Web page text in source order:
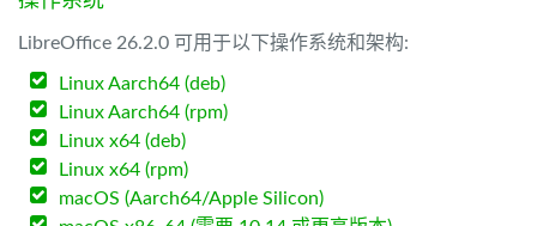
LibreOffice 26.2.0 可用于以下操作系统和架构:
Linux Aarch64 (deb)
Linux Aarch64 (rpm)
Linux x64 (deb)
Linux x64 (rpm)
macOS (Aarch64/Apple Silicon)